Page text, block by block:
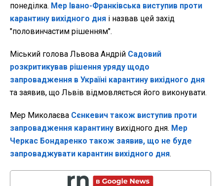
понеділка. Мер Івано-Франківська виступив проти
карантину вихідного дня і назвав цей захід
"половинчастим рішенням".
Міський голова Львова Андрій Садовий
розкритикував рішення уряду щодо
запровадження в Україні карантину вихідного дня
та заявив, що Львів відмовляється його виконувати.
Мер Миколаєва Сєнкевич також виступив проти
запровадження карантину вихідного дня. Мер
Черкас Бондаренко також заявив, що не буде
запроваджувати карантин вихідного дня.